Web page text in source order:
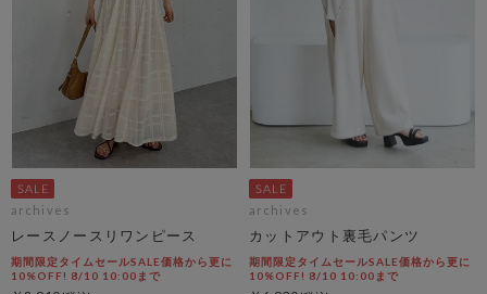
archives
レースノースリワンピース
期間限定タイムセールSALE価格から更に
10%OFF! 8/10 10:00まで
archives
カットアウト裏毛パンツ
期間限定タイムセールSALE価格から更に
10%OFF! 8/10 10:00まで